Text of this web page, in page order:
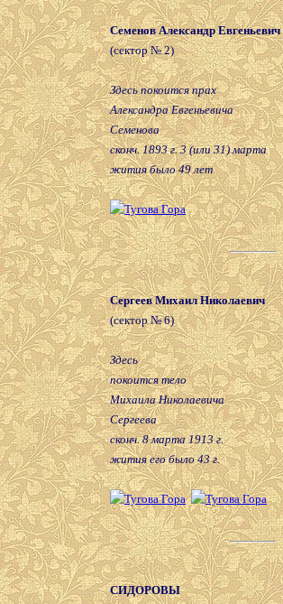
Семенов Александр Евгеньевич
(сектор № 2)
Здесь покоится прах
Александра Евгеньевича
Семенова
сконч. 1893 г. 3 (или 31) марта
жития было 49 лет
Сергеев Михаил Николаевич
(сектор № 6)
Здесь
покоится тело
Михаила Николаевича
Сергеева
сконч. 8 марта 1913 г.
жития его было 43 г.
СИДОРОВЫ